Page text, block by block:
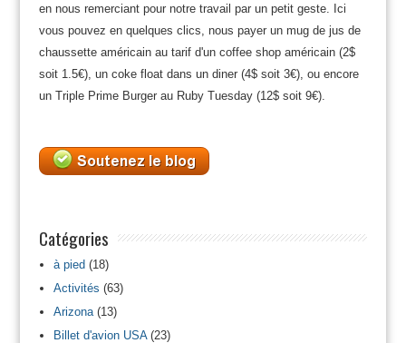
en nous remerciant pour notre travail par un petit geste. Ici
vous pouvez en quelques clics, nous payer un mug de jus de
chaussette américain au tarif d'un coffee shop américain (2$
soit 1.5€), un coke float dans un diner (4$ soit 3€), ou encore
un Triple Prime Burger au Ruby Tuesday (12$ soit 9€).
Catégories
à pied(18)
Activités (63)
Arizona(13)
Billet d'avion USA(23)